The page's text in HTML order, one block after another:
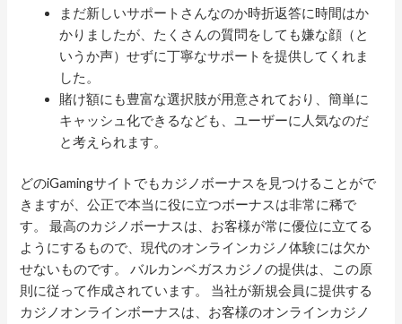
まだ新しいサポートさんなのか時折返答に時間はか
かりましたが、たくさんの質問をしても嫌な顔（と
いうか声）せずに丁寧なサポートを提供してくれま
した。
賭け額にも豊富な選択肢が用意されており、簡単に
キャッシュ化できるなども、ユーザーに人気なのだ
と考えられます。
どのiGamingサイトでもカジノボーナスを見つけることがで
きますが、公正で本当に役に立つボーナスは非常に稀で
す。 最高のカジノボーナスは、お客様が常に優位に立てる
ようにするもので、現代のオンラインカジノ体験には欠か
せないものです。 バルカンベガスカジノの提供は、この原
則に従って作成されています。 当社が新規会員に提供する
カジノオンラインボーナスは、お客様のオンラインカジノ